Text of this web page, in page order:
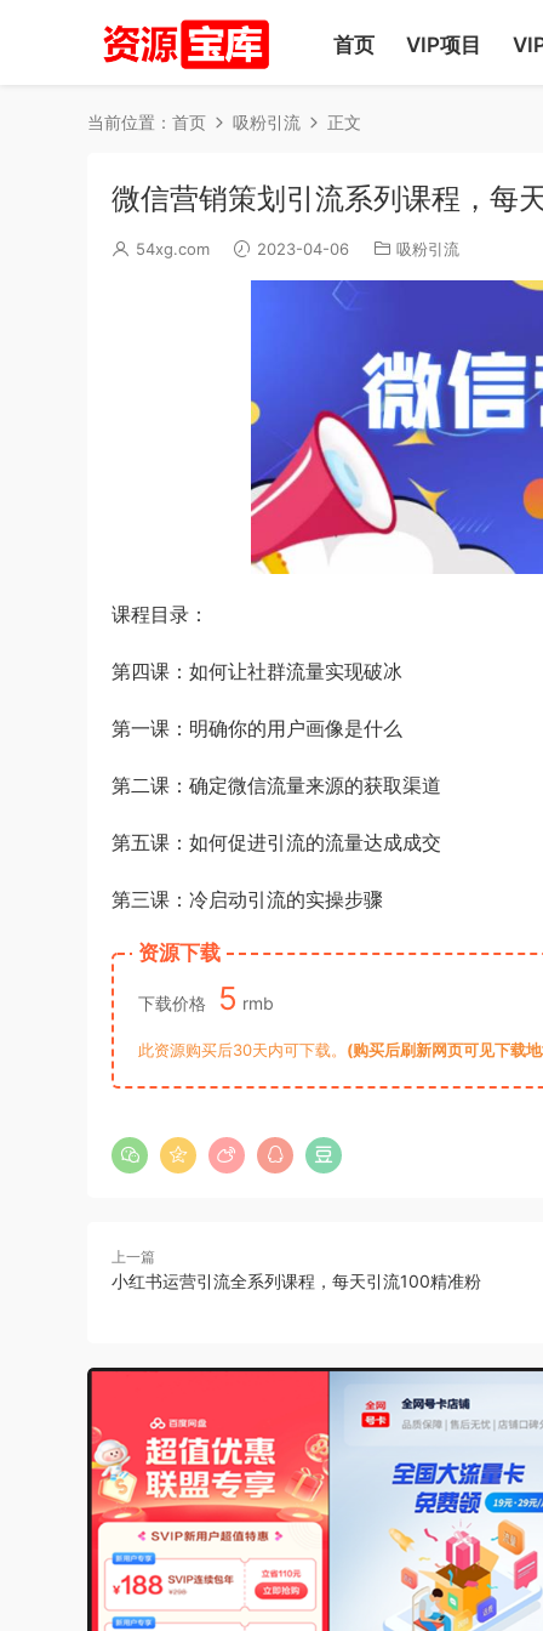
首页 VIP项目
当前位置： 首页 吸粉引流 正文
微信营销策划引流系列课程，每
54xg.com 2023-04-06 吸粉引流
课程目录：
第四课：如何让社群流量实现破冰
第一课：明确你的用户画像是什么
第二课：确定微信流量来源的获取渠道
第五课：如何促进引流的流量达成成交
第三课：冷启动引流的实操步骤
资源下载
下载价格 5 rmb
此资源购买后30天内可下载。 (购买后刷新网页可见下载
上一篇
小红书运营引流全系列课程，每天引流100精准粉